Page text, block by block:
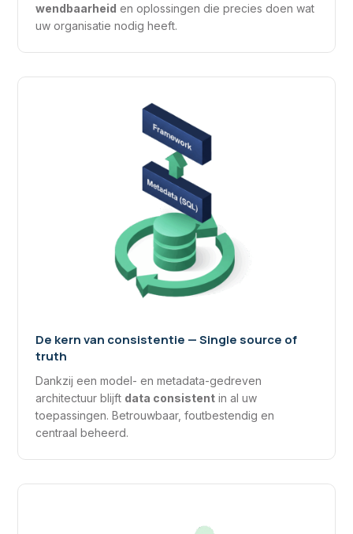
wendbaarheid en oplossingen die precies doen wat
uw organisatie nodig heeft.
De kern van consistentie — Single source of
truth
Dankzij een model- en metadata-gedreven
architectuur blijft data consistent in al uw
toepassingen. Betrouwbaar, foutbestendig en
centraal beheerd.